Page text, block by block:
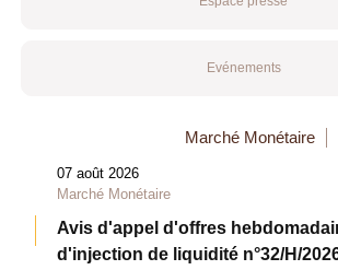
Evénements
Marché Monétaire
07 août 2026
Marché Monétaire
Avis d'appel d'offres
d'injection de liquidité n°32/H/